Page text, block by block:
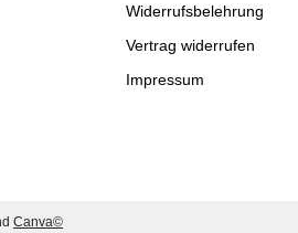
Widerrufsbelehrung
Vertrag widerrufen
Impressum
Canva©